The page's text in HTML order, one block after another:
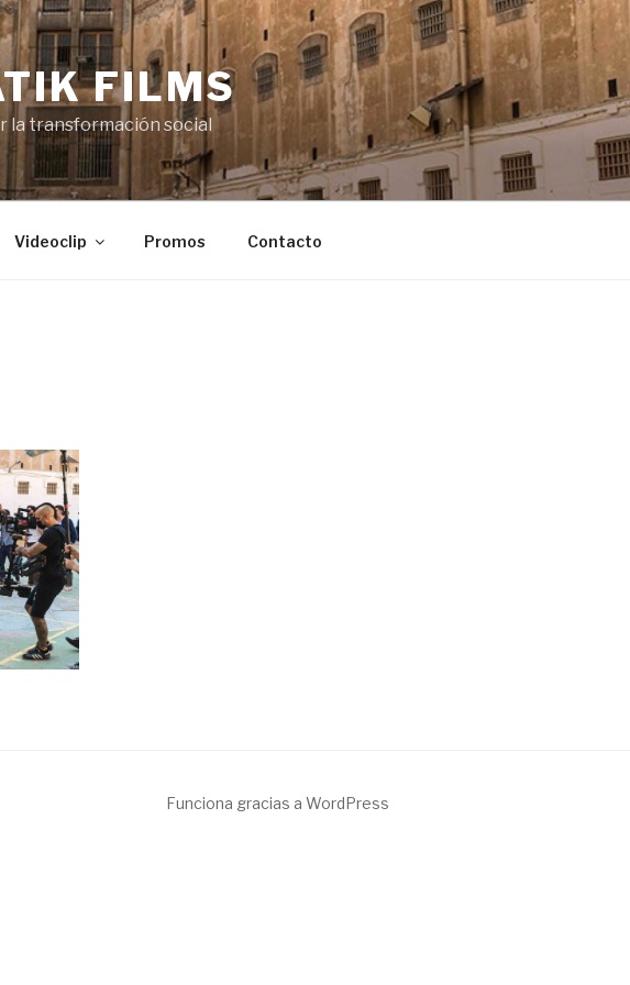
FILMS
la transformación social
Videoclip Promos Contacto
Funciona gracias a WordPress